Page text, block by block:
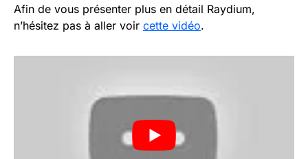
Afin de vous présenter plus en détail Raydium,
n’hésitez pas à aller voir cette vidéo.